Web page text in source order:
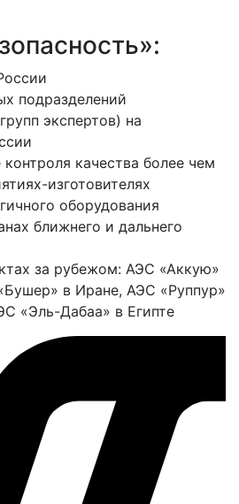
подразделений
экспертов) на
качества более чем
изготовителях
оборудования
ближнего и дальнего
за рубежом: АЭС «Аккую»
в Иране, АЭС «Руппур»
«Эль-Дабаа» в Египте